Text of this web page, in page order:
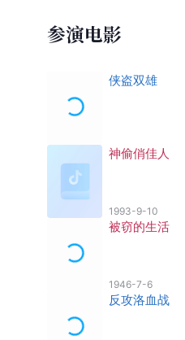
参演电影
侠盗双雄
神偷俏佳人
1993-9-10
被窃的生活
1946-7-6
反攻洛血战